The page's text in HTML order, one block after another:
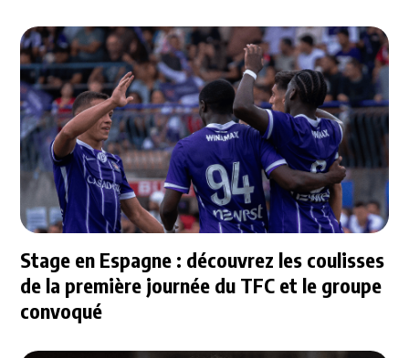
Stage en Espagne : découvrez les coulisses
de la première journée du TFC et le groupe
convoqué